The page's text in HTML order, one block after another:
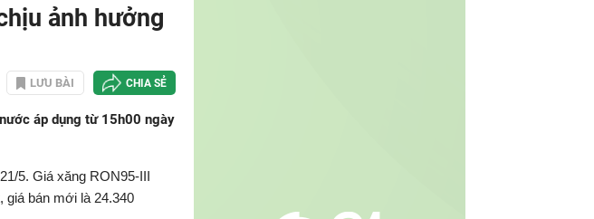
ảnh hưởng
LƯU BÀI CHIA SẺ
áp dụng từ 15h00 ngày
5. Giá xăng RON95-III
giá bán mới là 24.340